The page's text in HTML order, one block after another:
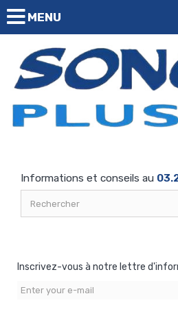
MENU
Informations et conseils au
Inscrivez-vous à notre lettre